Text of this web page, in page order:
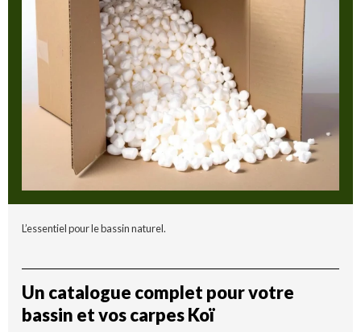
L’essentiel pour le bassin naturel.
Un catalogue complet pour votre
bassin et vos carpes Koï